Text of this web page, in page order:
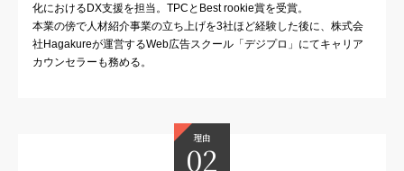
化におけるDX支援を担当。TPCとBest rookie賞を受賞。
本業の傍で人材紹介事業の立ち上げを3社ほど経験した後に、株式会
社Hagakureが運営するWeb広告スクール「デジプロ」にてキャリア
カウンセラーも務める。
理由
02